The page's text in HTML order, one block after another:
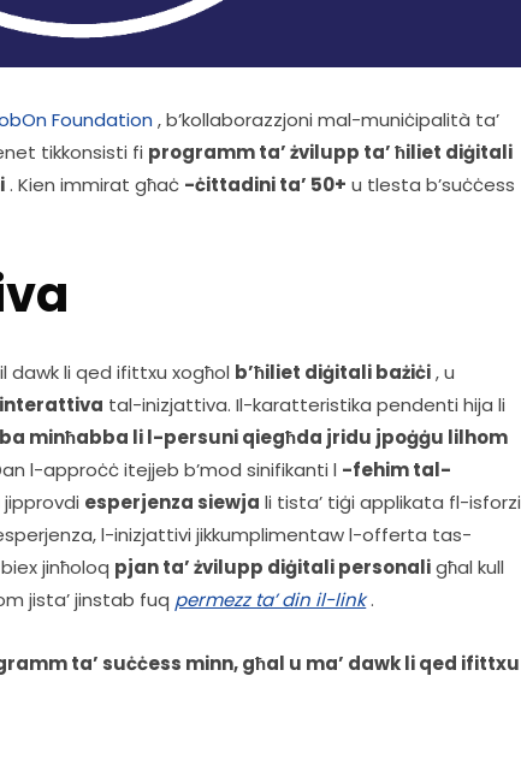
Foundation , b’kollaborazzjoni mal-muniċipalità ta’
tikkonsisti fi programm ta’ żvilupp ta’ ħiliet diġitali
. Kien immirat għaċ -ċittadini ta’ 50+ u tlesta b’suċċess
dawk li qed ifittxu xogħol b’ħiliet diġitali bażiċi , u
interattiva tal-inizjattiva. Il-karatteristika pendenti hija li
minħabba li l-persuni qiegħda jridu jpoġġu lilhom
l-approċċ itejjeb b’mod sinifikanti l -fehim tal-
jipprovdi esperjenza siewja li tista’ tiġi applikata fl-isforzi
l-inizjattivi jikkumplimentaw l-offerta tas-
jinħoloq pjan ta’ żvilupp diġitali personali għal kull
jista’ jinstab fuq permezz ta’ din il-link .
ta’ suċċess minn, għal u ma’ dawk li qed ifittxu